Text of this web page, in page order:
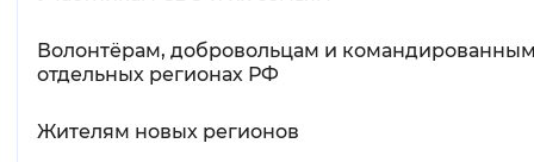
Волонтёрам, добровольцам и
отдельных регионах РФ
Жителям новых регионов